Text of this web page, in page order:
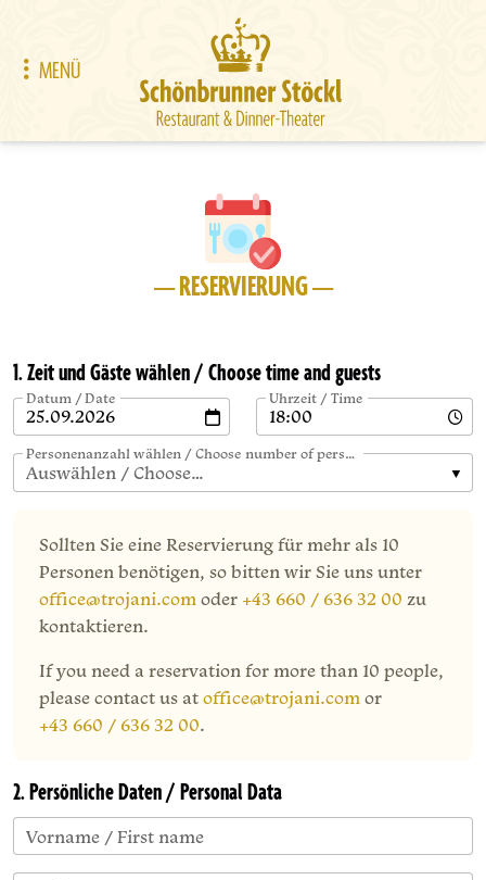
MENÜ
— RESERVIERUNG —
1. Zeit und Gäste wählen / Choose time and guests
Datum / Date Uhrzeit / Time
Personenanzahl wählen / Choose number of persons
Auswählen / Choose…
Sollten Sie eine Reservierung für mehr als 10
Personen benötigen, so bitten wir Sie uns unter
office@trojani.com oder +43 660 / 636 32 00 zu
kontaktieren.
If you need a reservation for more than 10 people,
please contact us at office@trojani.com or
+43 660 / 636 32 00.
2. Persönliche Daten / Personal Data
Vorname / First name